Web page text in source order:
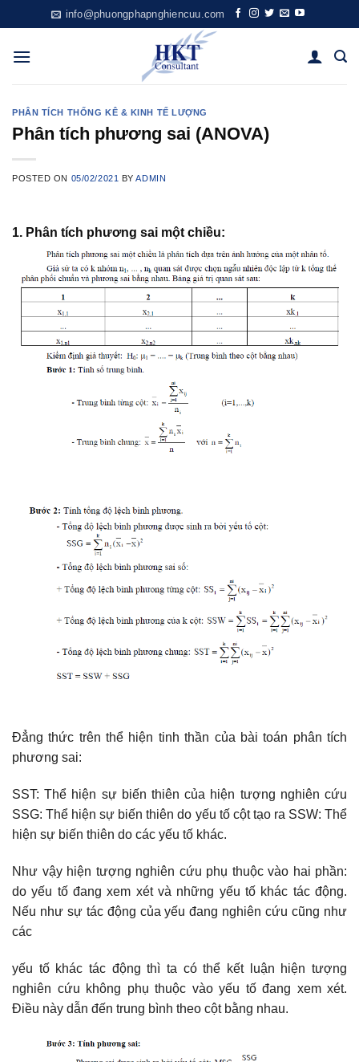
to
content
info@phuongphapnghiencuu.com
PHÂN TÍCH THỐNG KÊ & KINH TẾ LƯỢNG
Phân tích phương sai (ANOVA)
POSTED ON 05/02/2021 BYADMIN
1. Phân tích phương sai một chiều:
Đẳng thức trên thể hiện tinh thần của bài toán phân tích
phương sai:
SST: Thể hiện sự biến thiên của hiện tượng nghiên cứu
SSG: Thể hiện sự biến thiên do yếu tố cột tạo ra SSW: Thể
hiện sự biến thiên do các yếu tố khác.
Như vậy hiện tượng nghiên cứu phụ thuộc vào hai phần:
do yếu tố đang xem xét và những yếu tố khác tác động.
Nếu như sự tác động của yếu đang nghiên cứu cũng như
các
yếu tố khác tác động thì ta có thể kết luận hiện tượng
nghiên cứu không phụ thuộc vào yếu tố đang xem xét.
Điều này dẫn đến trung bình theo cột bằng nhau.